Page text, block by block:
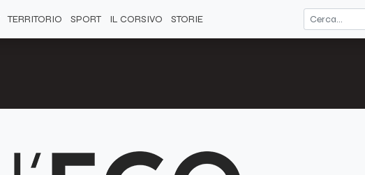
TERRITORIO SPORT IL CORSIVO STORIE